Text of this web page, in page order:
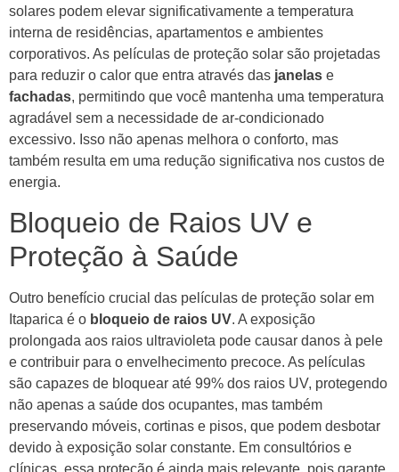
solares podem elevar significativamente a temperatura
interna de residências, apartamentos e ambientes
corporativos. As películas de proteção solar são projetadas
para reduzir o calor que entra através das janelas e
fachadas, permitindo que você mantenha uma temperatura
agradável sem a necessidade de ar-condicionado
excessivo. Isso não apenas melhora o conforto, mas
também resulta em uma redução significativa nos custos de
energia.
Bloqueio de Raios UV e
Proteção à Saúde
Outro benefício crucial das películas de proteção solar em
Itaparica é o bloqueio de raios UV. A exposição
prolongada aos raios ultravioleta pode causar danos à pele
e contribuir para o envelhecimento precoce. As películas
são capazes de bloquear até 99% dos raios UV, protegendo
não apenas a saúde dos ocupantes, mas também
preservando móveis, cortinas e pisos, que podem desbotar
devido à exposição solar constante. Em consultórios e